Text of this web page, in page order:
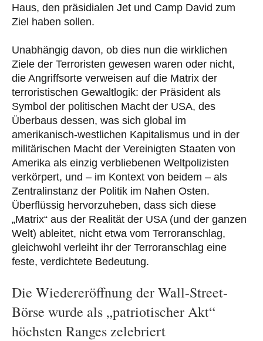
Haus, den präsidialen Jet und Camp David zum
Ziel haben sollen.
Unabhängig davon, ob dies nun die wirklichen
Ziele der Terroristen gewesen waren oder nicht,
die Angriffsorte verweisen auf die Matrix der
terroristischen Gewaltlogik: der Präsident als
Symbol der politischen Macht der USA, des
Überbaus dessen, was sich global im
amerikanisch-westlichen Kapitalismus und in der
militärischen Macht der Vereinigten Staaten von
Amerika als einzig verbliebenen Weltpolizisten
verkörpert, und – im Kontext von beidem – als
Zentralinstanz der Politik im Nahen Osten.
Überflüssig hervorzuheben, dass sich diese
„Matrix“ aus der Realität der USA (und der ganzen
Welt) ableitet, nicht etwa vom Terroranschlag,
gleichwohl verleiht ihr der Terroranschlag eine
feste, verdichtete Bedeutung.
Die Wiedereröffnung der Wall-Street-
Börse wurde als „patriotischer Akt“
höchsten Ranges zelebriert